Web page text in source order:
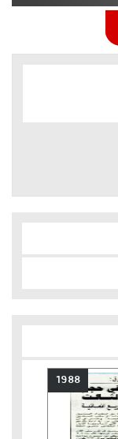
1988